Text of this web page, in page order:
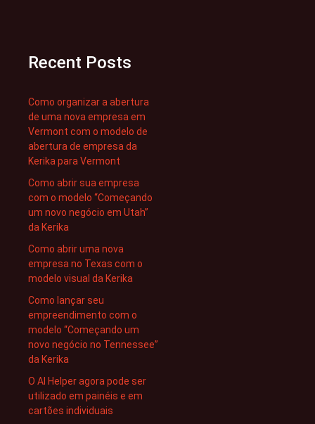
Recent Posts
Como organizar a abertura
de uma nova empresa em
Vermont com o modelo de
abertura de empresa da
Kerika para Vermont
Como abrir sua empresa
com o modelo “Começando
um novo negócio em Utah”
da Kerika
Como abrir uma nova
empresa no Texas com o
modelo visual da Kerika
Como lançar seu
empreendimento com o
modelo “Começando um
novo negócio no Tennessee”
da Kerika
O AI Helper agora pode ser
utilizado em painéis e em
cartões individuais